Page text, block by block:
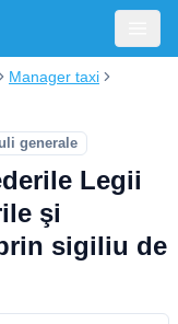
Manager taxi
generale
Legii
şi
sigiliu de